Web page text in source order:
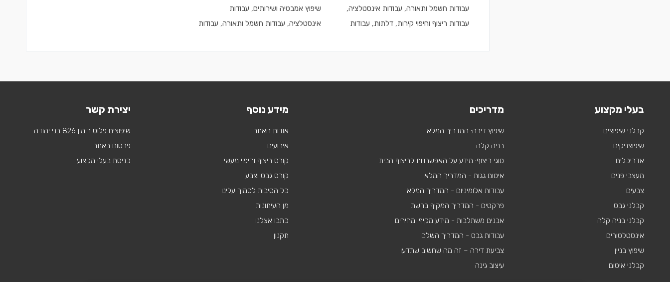
עבודות חשמל ותאורה, עבודות אינסטלציה,
עבודות ריצוף וחיפוי קירות, דלתות, עבודות
שיפוץ אמבטיה ושירותים, עבודות
אינסטלציה, עבודות חשמל ותאורה, עבודות
בעלי מקצוע
קבלני שיפוצים
שיפוצניקים
אדריכלים
מעצבי פנים
צבעים
קבלני גבס
קבלני בניה קלה
אינסטלטורים
שיפוץ בניין
קבלני איטום
מדריכים
שיפוץ דירה: המדריך המלא
בניה קלה
סוגי ריצוף: מידע על האפשרויות לריצוף הבית
איטום גגות - המדריך המלא
עבודות אלומיניום - המדריך המלא
פרקטים - המדריך המקיף ברשת
אבנים משתלבות - מידע מקיף ומחירים
עבודות גבס - המדריך השלם
צביעת דירה – זה מה שחשוב שתדעו
עיצוב גינה
מידע נוסף
אודות האתר
אירועים
קורס ריצוף וחיפוי מעשי
קורס גבס וצבע
כל הסיבות לסמוך עלינו
מן העיתונות
כתבו אצלנו
תקנון
יצירת קשר
שיפוצים פלוס רימון 826 בני יהודה
פרסום באתר
כניסת בעלי מקצוע